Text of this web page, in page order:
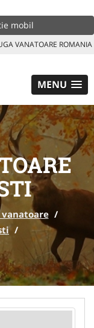
mobil
VANATOARE ROMANIA
MENU
vanatoare /
/